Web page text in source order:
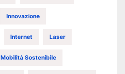
Innovazione
Internet Laser
Mobilità Sostenibile